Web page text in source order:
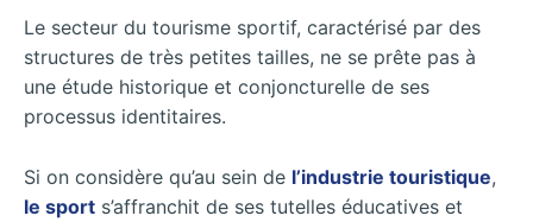
Le secteur du tourisme sportif, caractérisé par des
structures de très petites tailles, ne se prête pas à
une étude historique et conjoncturelle de ses
processus identitaires.
Si on considère qu’au sein de l’industrie touristique,
le sport s’affranchit de ses tutelles éducatives et